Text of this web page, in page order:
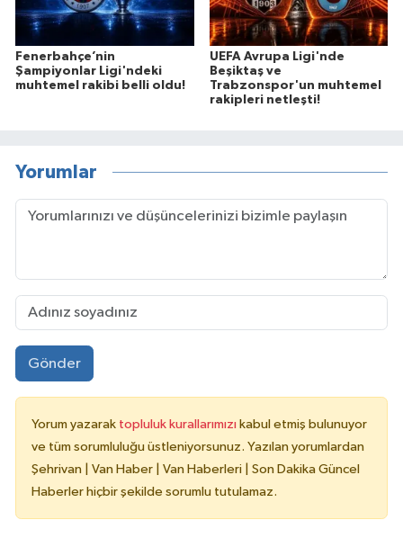
Fenerbahçe’nin
Şampiyonlar Ligi'ndeki
muhtemel rakibi belli oldu!
UEFA Avrupa Ligi'nde
Beşiktaş ve
Trabzonspor'un muhtemel
rakipleri netleşti!
Yorumlar
Gönder
Yorum yazarak topluluk kurallarımızı kabul etmiş bulunuyor
ve tüm sorumluluğu üstleniyorsunuz. Yazılan yorumlardan
Şehrivan | Van Haber | Van Haberleri | Son Dakika Güncel
Haberler hiçbir şekilde sorumlu tutulamaz.